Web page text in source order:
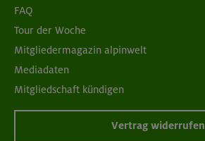
FAQ
Tour der Woche
Mitgliedermagazin alpinwelt
Mediadaten
Mitgliedschaft kündigen
Vertrag widerrufen